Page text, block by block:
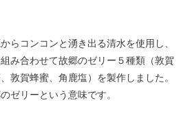
らコンコンと湧き出る清水を使用し、
み合わせて故郷のゼリー５種類（敦賀
敦賀蜂蜜、角鹿塩）を製作しました。
ゼリーという意味です。